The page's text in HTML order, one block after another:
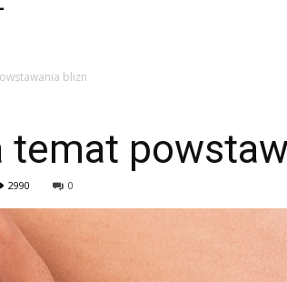
blizn
temat
2990 0